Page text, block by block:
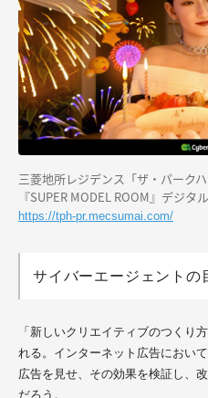
三菱地所レジデンス「ザ・パークハ
『SUPER MODEL ROOM』デジタ
https://tph-pr.mecsumai.com/
サイバーエージェントの
「新しいクリエイティブのつくり
れる。インターネット広告におい
広告を見せ、その効果を検証し、
だろう。